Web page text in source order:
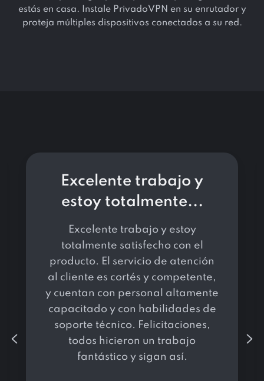
estás en casa. Instale PrivadoVPN en su enrutador y
proteja múltiples dispositivos conectados a su red.
Excelente trabajo y
estoy totalmente...
Excelente trabajo y estoy
totalmente satisfecho con el
producto. El servicio de atención
al cliente es cortés y competente,
y cuentan con personal altamente
capacitado y con habilidades de
soporte técnico. Felicitaciones,
todos hicieron un trabajo
fantástico y sigan así.